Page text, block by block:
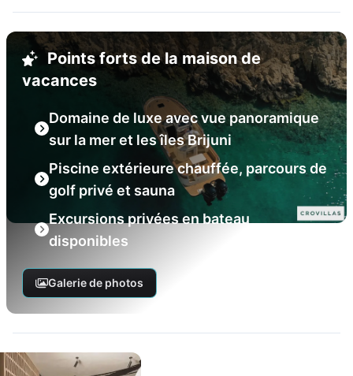
Points forts de la maison de
vacances
Domaine de luxe avec vue panoramique
sur la mer et les îles Brijuni
Piscine extérieure chauffée, parcours de
golf privé et sauna
Excursions privées en bateau
disponibles
Galerie de photos